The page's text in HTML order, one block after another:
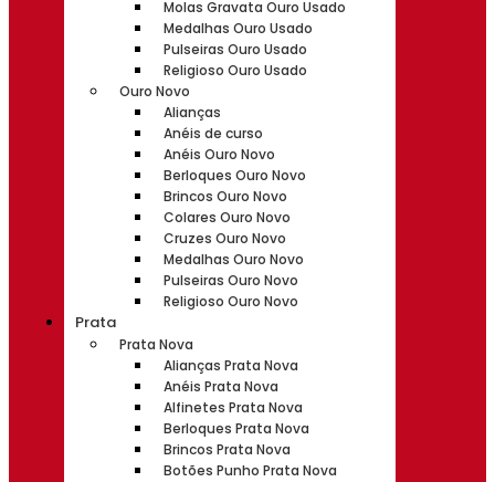
Molas Gravata Ouro Usado
Medalhas Ouro Usado
Pulseiras Ouro Usado
Religioso Ouro Usado
Ouro Novo
Alianças
Anéis de curso
Anéis Ouro Novo
Berloques Ouro Novo
Brincos Ouro Novo
Colares Ouro Novo
Cruzes Ouro Novo
Medalhas Ouro Novo
Pulseiras Ouro Novo
Religioso Ouro Novo
Prata
Prata Nova
Alianças Prata Nova
Anéis Prata Nova
Alfinetes Prata Nova
Berloques Prata Nova
Brincos Prata Nova
Botões Punho Prata Nova